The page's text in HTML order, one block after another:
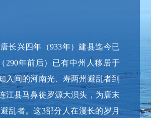
兴四年（933年）建县迄今已
290年前后）已有中州人移居于
入闽的河南光、寿两州避乱者到
江县马鼻徙罗源大浿头，为唐末
乱者。这3部分人在漫长的岁月